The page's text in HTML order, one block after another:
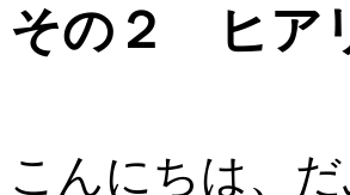
その２ ヒア
こんにちは、